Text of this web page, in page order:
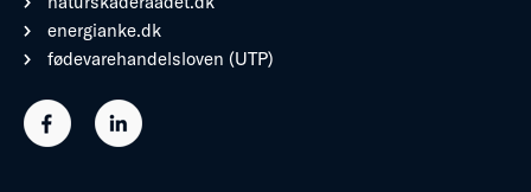
energianke.dk
fødevarehandelsloven (UTP)